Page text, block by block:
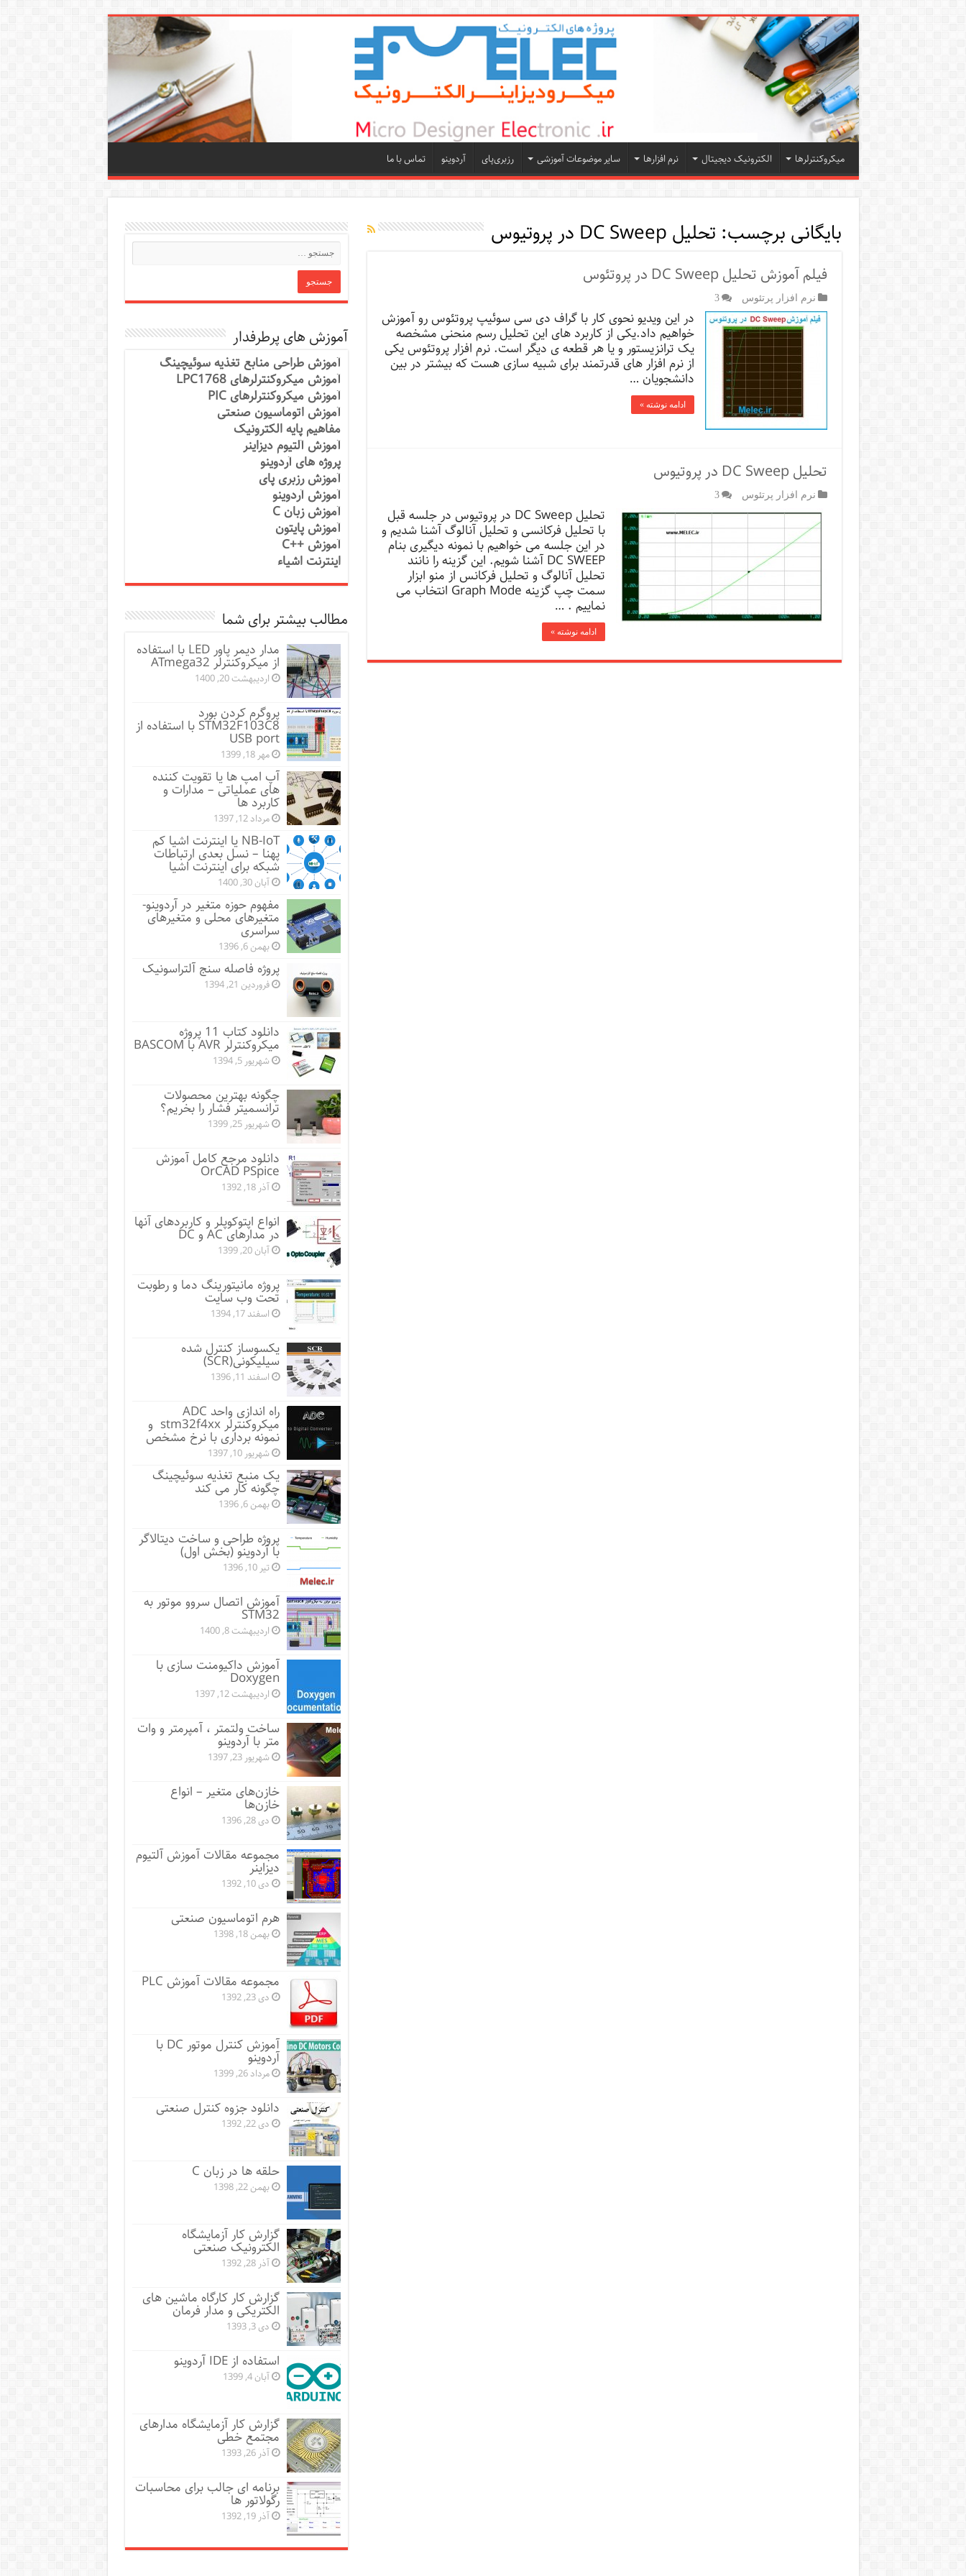
میکروکنترلرها الکترونیک دیجیتال نرم افزارها سایر موضوعات آموزشی رزبری‌پای آردوینو تماس با ما
بایگانی برچسب: تحلیل DC Sweep در پروتیوس
فیلم آموزش تحلیل DC Sweep در پروتئوس
نرم افزار پرتئوس 3
در این ویدیو نحوی کار با گراف دی سی سوئیپ پروتئوس رو آموزش
خواهیم داد.یکی از کاربرد های این تحلیل رسم منحنی مشخصه
یک ترانزیستور و یا هر قطعه ی دیگر است. نرم افزار پروتئوس یکی
از نرم افزار های قدرتمند برای شبیه سازی هست که بیشتر در بین
دانشجویان …
ادامه نوشته »
تحلیل DC Sweep در پروتیوس
نرم افزار پرتئوس 3
تحلیل DC Sweep در پروتیوس در جلسه قبل
با تحلیل فرکانسی و تحلیل آنالوگ آشنا شدیم و
در این جلسه می خواهیم با نمونه دیگیری بنام
DC SWEEP آشنا شویم. این گزینه را نانند
تحلیل آنالوگ و تحلیل فرکانس از منو ابزار
سمت چپ گزینه Graph Mode انتخاب می
نماییم . …
ادامه نوشته »
آموزش های پرطرفدار
آموزش طراحی منابع تغذیه سوئیچینگ
آموزش میکروکنترلرهای LPC1768
آموزش میکروکنترلرهای PIC
آموزش اتوماسیون صنعتی
مفاهیم پایه الکترونیک
آموزش آلتیوم دیزاینر
پروژه های آردوینو
آموزش رزبری پای
آموزش آردوینو
آموزش زبان C
آموزش پایتون
آموزش ++C
اینترنت اشیاء
مطالب بیشتر برای شما
مدار دیمر پاور LED با استفاده
از میکروکنترلر ATmega32
اردیبهشت 20, 1400
پروگرم کردن بورد
STM32F103C8 با استفاده از
USB port
مهر 18, 1399
آپ امپ ها یا تقویت کننده
های عملیاتی – مدارات و
کاربرد ها
مرداد 12, 1397
NB-IoT یا اینترنت اشیا کم
پهنا – نسل بعدی ارتباطات
شبکه برای اینترنت اشیا
آبان 30, 1400
مفهوم حوزه متغیر در آردوینو-
متغیرهای محلی و متغیرهای
سراسری
بهمن 6, 1396
پروژه فاصله سنج آلتراسونیک
فروردین 21, 1394
دانلود کتاب 11 پروژه
میکروکنترلر AVR با BASCOM
شهریور 5, 1394
چگونه بهترین محصولات
ترانسمیتر فشار را بخریم؟
شهریور 25, 1399
دانلود مرجع کامل آموزش
OrCAD PSpice
آذر 18, 1392
انواع اپتوکوپلر و کاربردهای آنها
در مدارهای AC و DC
آبان 20, 1399
پروژه مانيتورينگ دما و رطوبت
تحت وب سایت
اسفند 17, 1394
یکسوساز کنترل شده
سیلیکونی(SCR)
اسفند 11, 1396
راه اندازی واحد ADC
میکروکنترلر stm32f4xx و
نمونه برداری با نرخ مشخص
شهریور 10, 1397
یک منبع تغذیه سوئیچینگ
چگونه کار می کند
بهمن 6, 1396
پروژه طراحی و ساخت دیتالاگر
با آردوینو (بخش اول)
تیر 10, 1396
آموزش اتصال سروو موتور به
STM32
اردیبهشت 8, 1400
آموزش داکیومنت سازی با
Doxygen
اردیبهشت 12, 1397
ساخت ولتمتر ، آمپرمتر و وات
متر با آردوینو
شهریور 23, 1397
خازن‌های متغیر – انواع
خازن‌ها
دی 28, 1396
مجموعه مقالات آموزش آلتیوم
دیزاینر
دی 10, 1392
هرم اتوماسیون صنعتی
بهمن 18, 1398
مجموعه مقالات آموزش PLC
دی 23, 1392
آموزش کنترل موتور DC با
آردوینو
مرداد 26, 1399
دانلود جزوه کنترل صنعتی
دی 22, 1392
حلقه ها در زبان C
بهمن 22, 1398
گزارش کار آزمایشگاه
الکترونیک صنعتی
آذر 28, 1392
گزارش کار کارگاه ماشین های
الکتریکی و مدار فرمان
دی 3, 1393
استفاده از IDE آردوینو
آبان 4, 1399
گزارش کار آزمایشگاه مدارهای
مجتمع خطی
آذر 26, 1393
برنامه ای جالب برای محاسبات
رگولاتور ها
آذر 19, 1392